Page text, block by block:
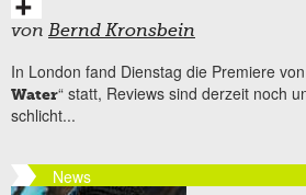
von Bernd Kronsbein
In London fand Dienstag die Premiere von
Water“ statt, Reviews sind derzeit noch
schlicht...
News